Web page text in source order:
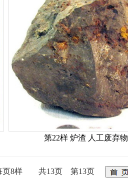
第22样 炉渣 人工废弃物
每页8样 共13页 第13页